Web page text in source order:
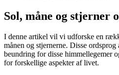
Sol, måne og stjerner
I denne artikel vil vi udforske en
månen og stjernerne. Disse
beundring for disse himmellegemer
for forskellige aspekter af livet.